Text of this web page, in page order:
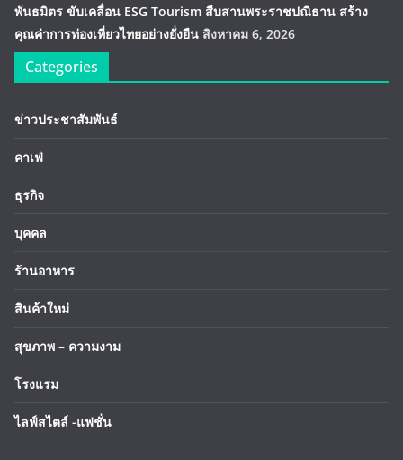
พันธมิตร ขับเคลื่อน ESG Tourism สืบสานพระราชปณิธาน สร้าง
คุณค่าการท่องเที่ยวไทยอย่างยั่งยืน สิงหาคม 6, 2026
Categories
ข่าวประชาสัมพันธ์
คาเฟ่
ธุรกิจ
บุคคล
ร้านอาหาร
สินค้าใหม่
สุขภาพ – ความงาม
โรงแรม
ไลฟ์สไตล์ -แฟชั่น